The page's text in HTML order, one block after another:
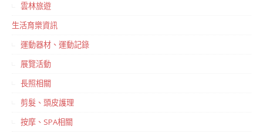
雲林旅遊
生活育樂資訊
運動器材、運動記錄
展覽活動
長照相關
剪髮、頭皮護理
按摩、SPA相關